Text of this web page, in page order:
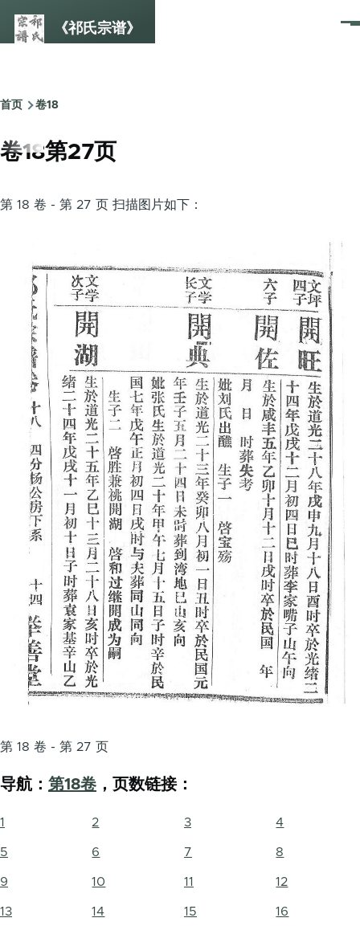
《祁氏宗谱》
菜
面
包
屑
首页 卷18
卷18第27页
第 18 卷 - 第 27 页 扫描图片如下：
第 18 卷 - 第 27 页
导航： 第18卷 ，页数链接：
1 2 3 4
5 6 7 8
9 10 11 12
13 14 15 16